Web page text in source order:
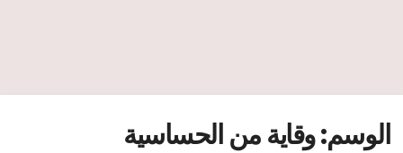
الوسم:وقاية من الحساسية